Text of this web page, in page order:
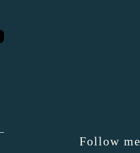
Follow me